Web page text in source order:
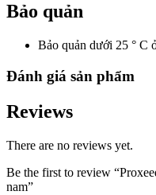
Bảo quản
Bảo quản dưới 25 ° C
Đánh giá sản phẩm
Reviews
There are no reviews yet.
Be the first to review
nam”